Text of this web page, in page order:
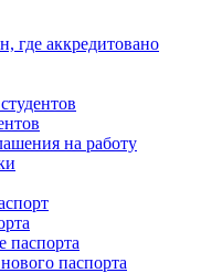
где аккредитовано
на работу
паспорта
паспорта